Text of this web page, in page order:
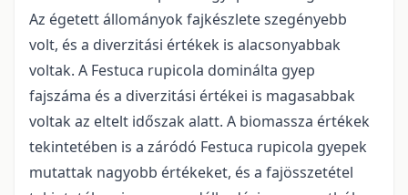
Az égetett állományok fajkészlete szegényebb
volt, és a diverzitási értékek is alacsonyabbak
voltak. A Festuca rupicola dominálta gyep
fajszáma és a diverzitási értékei is magasabbak
voltak az eltelt időszak alatt. A biomassza értékek
tekintetében is a záródó Festuca rupicola gyepek
mutattak nagyobb értékeket, és a fajösszetétel